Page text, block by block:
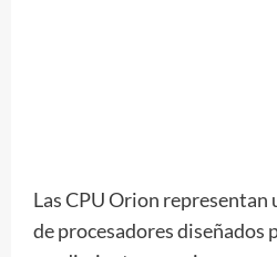
Las CPU Orion representan
de procesadores diseñados